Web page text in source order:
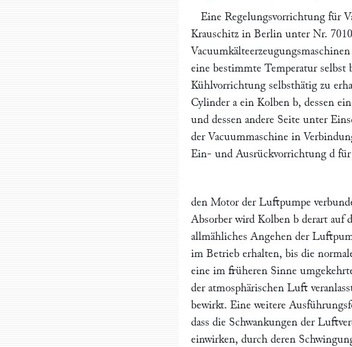
Eine Regelungsvorrichtung für
Krauschitz in Berlin unter Nr.
eine bestimmte Temperatur selbst
Kühlvorrichtung selbsthätig zu
Cylinder aein Kolben b, dessen
und dessen andere Seite unter
der Vacuummaschine in
Ein- und Ausrückvorrichtung d für
den Motor der Luftpumpe
Absorber wird Kolben b derart auf
allmähliches Angehen der
im Betrieb erhalten, bis die
eine im früheren Sinne
der atmosphärischen Luft
bewirkt. Eine weitere
dass die Schwankungen der
einwirken, durch deren